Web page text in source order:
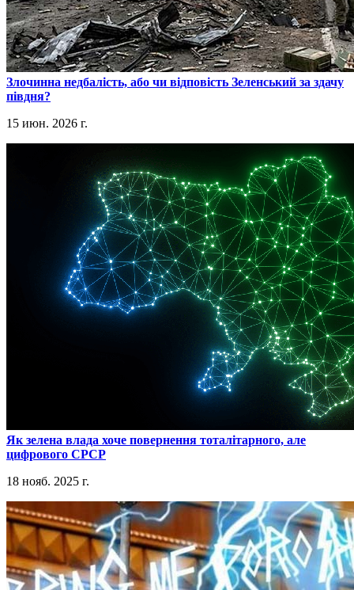
​Злочинна недбалість, або чи відповість Зеленський за здачу
півдня?
15 июн. 2026 г.
​Як зелена влада хоче повернення тоталітарного, але
цифрового СРСР
18 нояб. 2025 г.